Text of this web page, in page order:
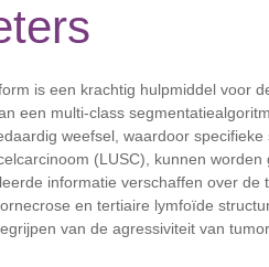
is een krachtig hulpmiddel voor
een multi-class
weefsel, waardoor
(LUSC), kunnen
informatie verschaffen over
en tertiaire lymfoïde
van de agressiviteit van